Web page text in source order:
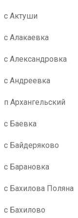
с Актуши
с Алакаевка
с Александровка
с Андреевка
п Архангельский
с Баевка
с Байдеряково
с Барановка
с Бахилова Поляна
с Бахилово